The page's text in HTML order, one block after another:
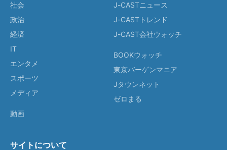
社会
政治
経済
IT
エンタメ
スポーツ
メディア
動画
J-CASTニュース
J-CASTトレンド
J-CAST会社ウォッチ
BOOKウォッチ
東京バーゲンマニア
Jタウンネット
ゼロまる
サイトについて